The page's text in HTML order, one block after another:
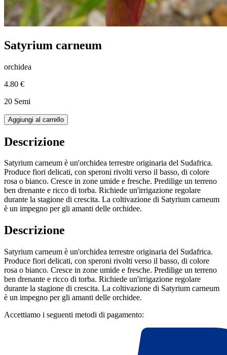
Satyrium carneum
orchidea
4.80 €
20 Semi
Aggiungi al carrello
Descrizione
Satyrium carneum è un'orchidea terrestre originaria del Sudafrica.
Produce fiori delicati, con speroni rivolti verso il basso, di colore
rosa o bianco. Cresce in zone umide e fresche. Predilige un terreno
ben drenante e ricco di torba. Richiede un'irrigazione regolare
durante la stagione di crescita. La coltivazione di Satyrium carneum
è un impegno per gli amanti delle orchidee.
Descrizione
Satyrium carneum è un'orchidea terrestre originaria del Sudafrica.
Produce fiori delicati, con speroni rivolti verso il basso, di colore
rosa o bianco. Cresce in zone umide e fresche. Predilige un terreno
ben drenante e ricco di torba. Richiede un'irrigazione regolare
durante la stagione di crescita. La coltivazione di Satyrium carneum
è un impegno per gli amanti delle orchidee.
Accettiamo i seguenti metodi di pagamento: